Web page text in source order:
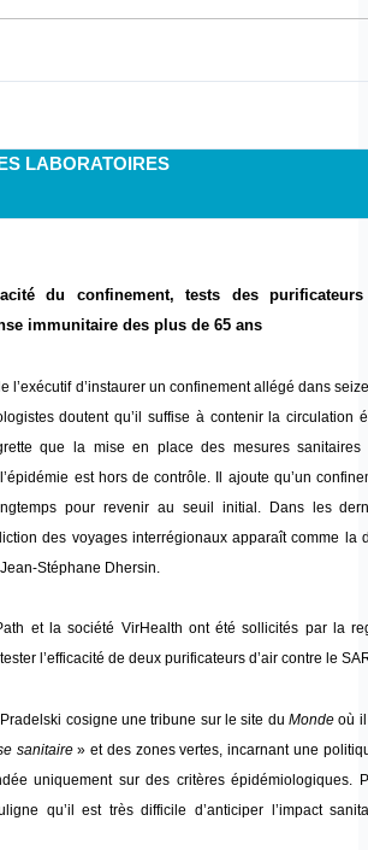
LABORATOIRES
du confinement, tests des purificateurs
immunitaire des plus de 65 ans
l’exécutif d’instaurer un confinement allégé dans
doutent qu’il suffise à contenir la circulation
que la mise en place des mesures sanitaires
est hors de contrôle. Il ajoute qu’un
pour revenir au seuil initial. Dans les
des voyages interrégionaux apparaît comme la
Stéphane Dhersin.
et la société VirHealth ont été sollicités par la
l’efficacité de deux purificateurs d’air contre le
Pradelski cosigne une tribune sur le site du Mondeoù il
sanitaire» et des zones vertes, incarnant une
uniquement sur des critères épidémiologiques.
qu’il est très difficile d’anticiper l’impact